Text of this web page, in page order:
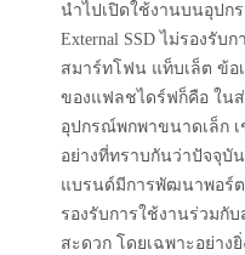
นำไปเปิดใช้งานบนอุปก
External SSD ไม่รองรั
สมาร์ทโฟน แท็บเล็ต ข้อ
ของแฟลชไดร์ฟก็คือ ใน
อุปกรณ์พกพาขนาดเล็ก
อย่างที่ทราบกันว่าปัจจุบั
แบรนด์มีการพัฒนาพอร์ต
รองรับการใช้งานร่วมกั
สะดวก โดยเฉพาะอย่าง